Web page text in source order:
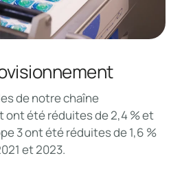
de notre chaîne
ont été réduites de 2,4 % et
3 ont été réduites de 1,6 %
et 2023.